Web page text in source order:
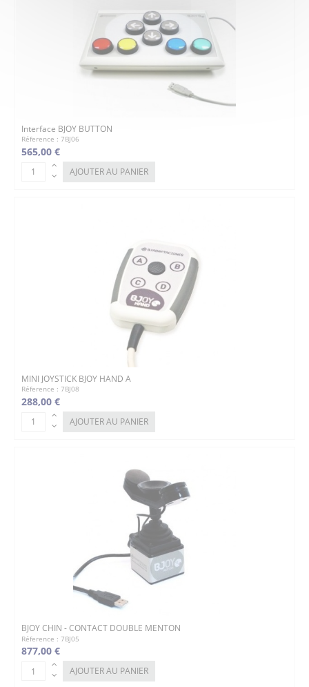
Interface BJOY BUTTON
Réference : 7BJ06
565,00 €
AJOUTER AU PANIER
MINI JOYSTICK BJOY HAND A
Réference : 7BJ08
288,00 €
AJOUTER AU PANIER
BJOY CHIN - CONTACT DOUBLE MENTON
Réference : 7BJ05
877,00 €
AJOUTER AU PANIER